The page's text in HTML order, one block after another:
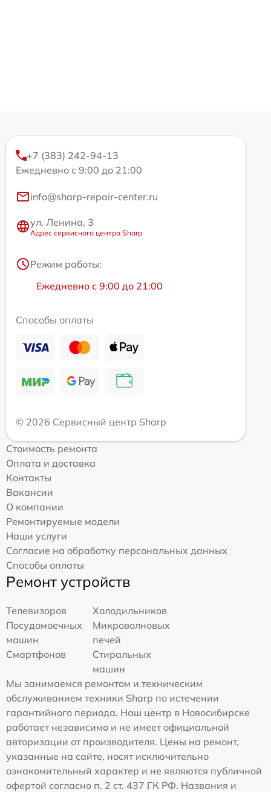
+7 (383) 242-94-13
Ежедневно с 9:00 до 21:00
info@sharp-repair-center.ru
ул. Ленина, 3
Адрес сервисного центра Sharp
Режим работы:
Ежедневно с 9:00 до 21:00
Способы оплаты
© 2026 Сервисный центр Sharp
Стоимость ремонта
Оплата и доставка
Контакты
Вакансии
О компании
Ремонтируемые модели
Наши услуги
Согласие на обработку персональных данных
Способы оплаты
Ремонт устройств
Телевизоров
Холодильников
Посудомоечных
машин
Микроволновых
печей
Смартфонов
Стиральных
машин
Мы занимаемся ремонтом и техническим
обслуживанием техники Sharp по истечении
гарантийного периода. Наш центр в Новосибирске
работает независимо и не имеет официальной
авторизации от производителя. Цены на ремонт,
указанные на сайте, носят исключительно
ознакомительный характер и не являются публичной
офертой согласно п. 2 ст. 437 ГК РФ. Названия и